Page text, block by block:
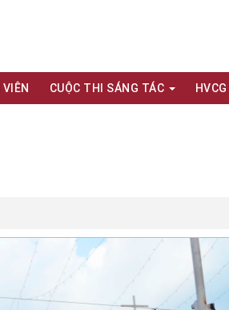
CUỘC THI SÁNG TÁC HVCG